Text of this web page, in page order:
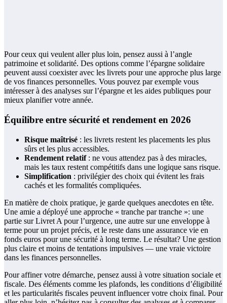
Pour ceux qui veulent aller plus loin, pensez aussi à l’angle
patrimoine et solidarité. Des options comme l’épargne solidaire
peuvent aussi coexister avec les livrets pour une approche plus large
de vos finances personnelles. Vous pouvez par exemple vous
intéresser à des analyses sur l’épargne et les aides publiques pour
mieux planifier votre année.
Équilibre entre sécurité et rendement en 2026
Risque maîtrisé : les livrets restent les placements les plus
sûrs et les plus accessibles.
Rendement relatif: ne vous attendez pas à des miracles,
mais les taux restent compétitifs dans une logique sans risque.
Simplification : privilégier des choix qui évitent les frais
cachés et les formalités compliquées.
En matière de choix pratique, je garde quelques anecdotes en tête.
Une amie a déployé une approche « tranche par tranche »: une
partie sur Livret A pour l’urgence, une autre sur une enveloppe à
terme pour un projet précis, et le reste dans une assurance vie en
fonds euros pour une sécurité à long terme. Le résultat? Une gestion
plus claire et moins de tentations impulsives — une vraie victoire
dans les finances personnelles.
Pour affiner votre démarche, pensez aussi à votre situation sociale et
fiscale. Des éléments comme les plafonds, les conditions d’éligibilité
et les particularités fiscales peuvent influencer votre choix final. Pour